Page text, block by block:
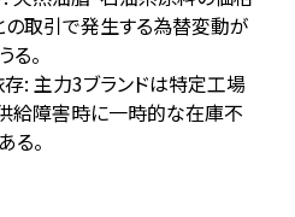
取引で発生する為替変動が
。
: 主力3ブランドは特定工場
給障害時に一時的な在庫不
る。